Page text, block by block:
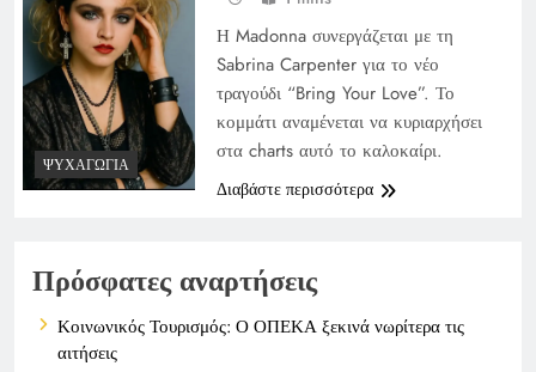
ΨΥΧΑΓΩΓΊΑ
Η Madonna συνεργάζεται με τη
Sabrina Carpenter για το νέο
τραγούδι “Bring Your Love”. Το
κομμάτι αναμένεται να κυριαρχήσει
στα charts αυτό το καλοκαίρι.
Διαβάστε περισσότερα
Πρόσφατες αναρτήσεις
Κοινωνικός Τουρισμός: Ο ΟΠΕΚΑ ξεκινά νωρίτερα τις
αιτήσεις